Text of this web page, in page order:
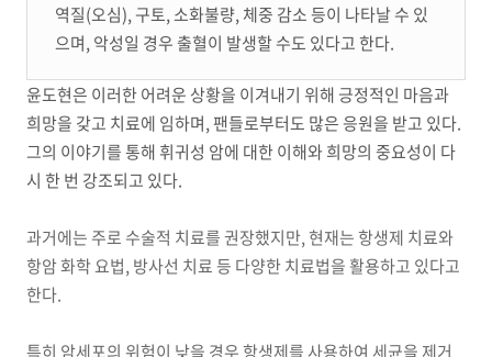
역질(오심), 구토, 소화불량, 체중 감소 등이 나타날 수 있
으며, 악성일 경우 출혈이 발생할 수도 있다고 한다.
윤도현은 이러한 어려운 상황을 이겨내기 위해 긍정적인 마음과
희망을 갖고 치료에 임하며, 팬들로부터도 많은 응원을 받고 있다.
그의 이야기를 통해 휘귀성 암에 대한 이해와 희망의 중요성이 다
시 한 번 강조되고 있다.
과거에는 주로 수술적 치료를 권장했지만, 현재는 항생제 치료와
항암 화학 요법, 방사선 치료 등 다양한 치료법을 활용하고 있다고
한다.
특히 암세포의 위험이 낮을 경우 항생제를 사용하여 세균을 제거